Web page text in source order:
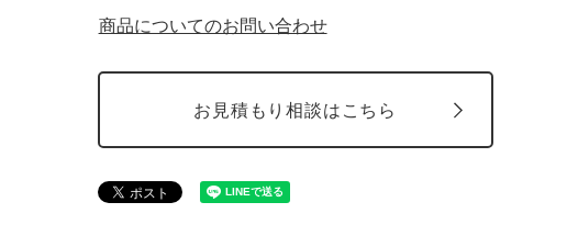
商品についてのお問い合わせ
お見積もり相談はこちら